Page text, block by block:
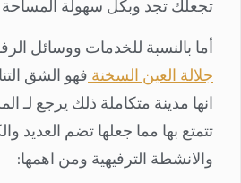
أما بالنسبة للخدمات ووسائل
جلالة العين السخنةفهو الشق
انها مدينة متكاملة ذلك يرجع لـ
تتمتع بها مما جعلها تضم العديد
والانشطة الترفيهية ومن اهمها: